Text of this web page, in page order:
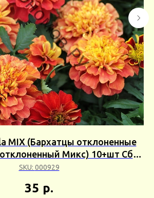
MIX (Бархатцы отклоненные
Микс) 10+шт Сбор
24г
SKU: 000929
35 р.